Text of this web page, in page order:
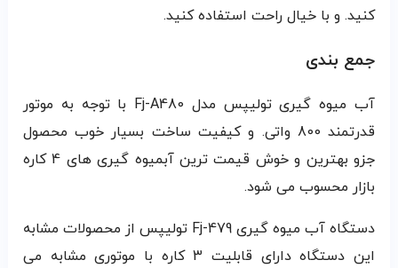
کنید. و با خیال راحت استفاده کنید.
جمع بندی
آب میوه گیری تولیپس مدل Fj-A480 با توجه به موتور
قدرتمند 800 واتی. و کیفیت ساخت بسیار خوب محصول
جزو بهترین و خوش قیمت ترین آبمیوه گیری های 4 کاره
بازار محسوب می شود.
دستگاه آب میوه گیری Fj-479 تولیپس از محصولات مشابه
این دستگاه دارای قابلیت 3 کاره با موتوری مشابه می